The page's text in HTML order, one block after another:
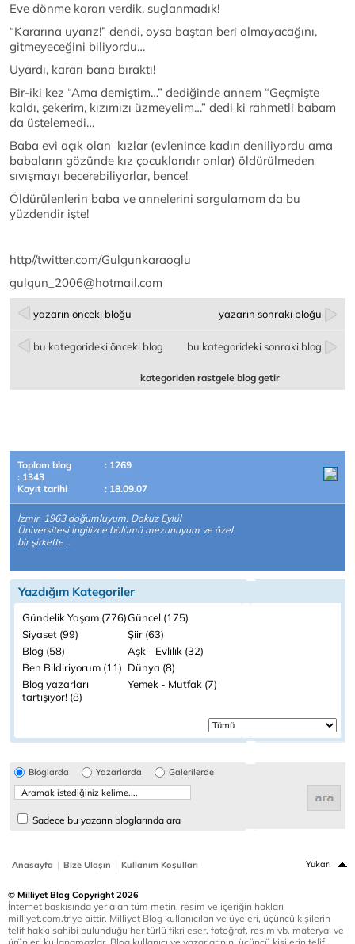
Eve dönme kararı verdik, suçlanmadık!
“Kararına uyarız!” dendi, oysa baştan beri olmayacağını,
gitmeyeceğini biliyordu…
Uyardı, kararı bana bıraktı!
Bir-iki kez “Ama demiştim…” dediğinde annem “Geçmişte
kaldı, şekerim, kızımızı üzmeyelim…” dedi ki rahmetli babam
da üstelemedi…
Baba evi açık olan kızlar (evlenince kadın deniliyordu ama
babaların gözünde kız çocuklarıdır onlar) öldürülmeden
sıvışmayı becerebiliyorlar, bence!
Öldürülenlerin baba ve annelerini sorgulamam da bu
yüzdendir işte!
http//twitter.com/Gulgunkaraoglu
gulgun_2006@hotmail.com
yazarın önceki bloğu yazarın sonraki bloğu
bu kategorideki önceki blog bu kategorideki sonraki blog
kategoriden rastgele blog getir
Toplam blog
: 1269
: 1343
Kayıt tarihi
: 18.09.07
İzmir, 1963 doğumluyum. Dokuz Eylül
Üniversitesi İngilizce bölümü mezunuyum ve özel
bir şirkette ..
Yazdığım Kategoriler
Gündelik Yaşam (776)Güncel (175)
Siyaset (99)
Şiir (63)
Blog (58)
Aşk - Evlilik (32)
Ben Bildiriyorum (11) Dünya (8)
Blog yazarları
tartışıyor! (8)
Yemek - Mutfak (7)
Bloglarda Yazarlarda Galerilerde
Sadece bu yazarın bloglarında ara
Anasayfa | Bize Ulaşın | Kullanım Koşulları Yukarı
© Milliyet Blog Copyright 2026
İnternet baskısında yer alan tüm metin, resim ve içeriğin hakları
milliyet.com.tr'ye aittir. Milliyet Blog kullanıcıları ve üyeleri, üçüncü kişilerin
telif hakkı sahibi bulunduğu her türlü fikri eser, fotoğraf, resim vb. materyal ve